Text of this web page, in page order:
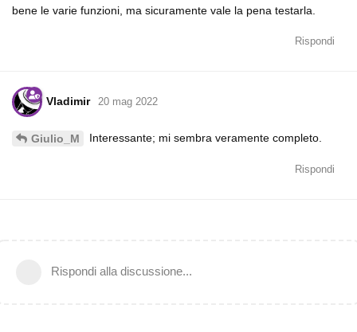
bene le varie funzioni, ma sicuramente vale la pena testarla.
Rispondi
Vladimir 20 mag 2022
Giulio_M Interessante; mi sembra veramente completo.
Rispondi
Rispondi alla discussione...